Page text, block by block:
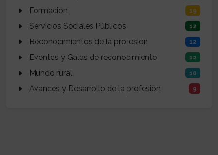
Formación 19
Servicios Sociales Públicos 12
Reconocimientos de la profesión 12
Eventos y Galas de reconocimiento 12
Mundo rural 10
Avances y Desarrollo de la profesión 9